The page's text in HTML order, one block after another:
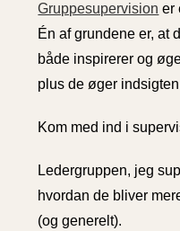
Gruppesupervision er
Én af grundene er, at
både inspirerer og
plus de øger
Kom med ind i
Ledergruppen, jeg
hvordan de bliver
(og generelt).